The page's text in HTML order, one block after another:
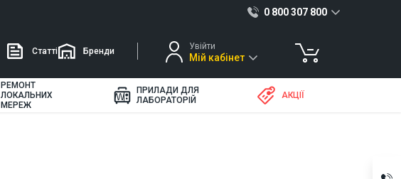
0 800 307 800
Статті Бренди Увійти
Мій кабінет
РЕМОНТ
ЛОКАЛЬНИХ
МЕРЕЖ
ПРИЛАДИ ДЛЯ
ЛАБОРАТОРІЙ
АКЦІЇ